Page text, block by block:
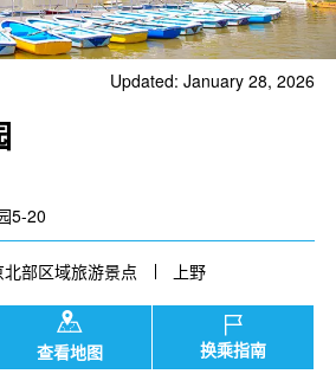
Updated: January 28, 2026
5-20
北部区域旅游景点 上野
查看地图 换乘指南